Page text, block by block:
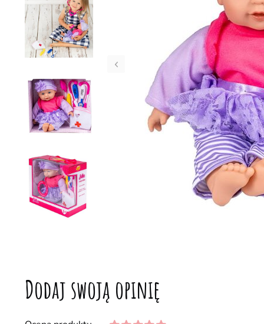
Dodaj swoją opinię